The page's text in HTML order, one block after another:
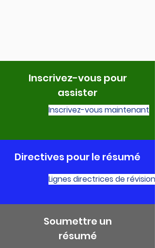
Inscrivez-vous pour
assister
Inscrivez-vous maintenant
Directives pour le résumé
Lignes directrices de révision
Soumettre un
résumé